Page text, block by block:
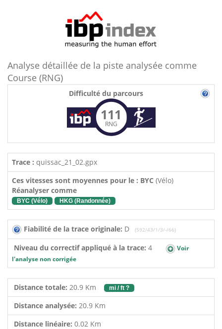
Analyse détaillée de la piste analysée comme
Course (RNG)
Difficulté du parcours
111
RNG
Trace : quissac_21_02.gpx
Ces vitesses sont moyennes pour le : BYC (Vélo)
Réanalyser comme
BYC (Vélo) HKG (Randonnée)
Fiabilité de la trace originale: D (592/43/1/3/-/66)
Niveau du correctif appliqué à la trace: 4
Voir
l'analyse non corrigée
Distance totale: 20.9 Km mi / ft ?
Distance analysée: 20.9 Km
Distance linéaire: 0.02 Km